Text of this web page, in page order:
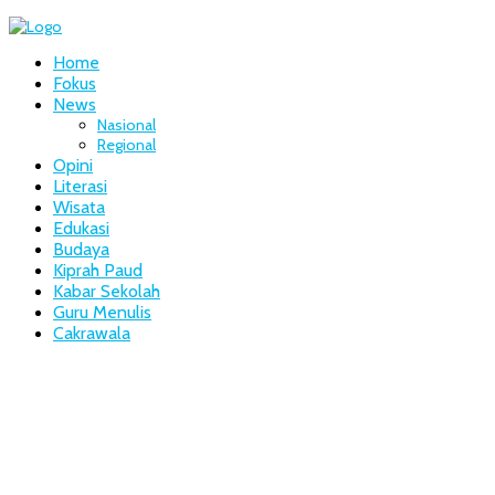
Home
Fokus
News
Nasional
Regional
Opini
Literasi
Wisata
Edukasi
Budaya
Kiprah Paud
Kabar Sekolah
Guru Menulis
Cakrawala